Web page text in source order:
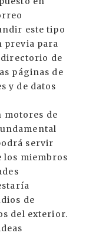
este tipo
previa para
de
páginas de
y de datos
motores de
servir
los miembros
de
del exterior.